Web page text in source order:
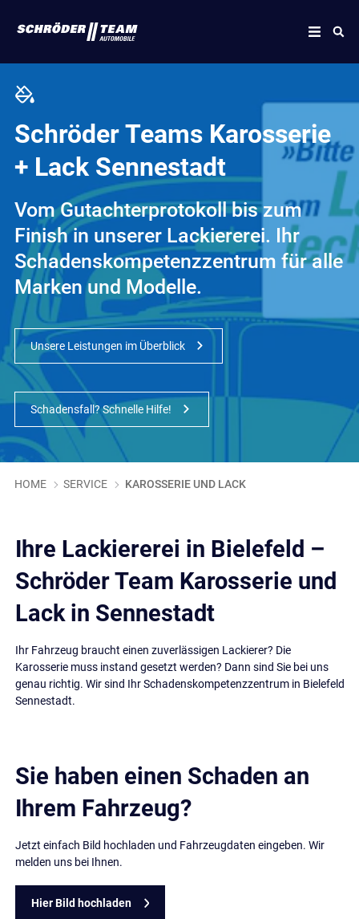
Schröder Teams Karosserie
+ Lack Sennestadt
Vom Gutachterprotokoll bis zum
Finish in unserer Lackiererei. Ihr
Schadenskompetenzzentrum für alle
Marken und Modelle.
Unsere Leistungen im Überblick
Schadensfall? Schnelle Hilfe!
HOME SERVICE KAROSSERIE UND LACK
Ihre Lackiererei in Bielefeld –
Schröder Team Karosserie und
Lack in Sennestadt
Ihr Fahrzeug braucht einen zuverlässigen Lackierer? Die
Karosserie muss instand gesetzt werden? Dann sind Sie bei uns
genau richtig. Wir sind Ihr Schadenskompetenzzentrum in Bielefeld
Sennestadt.
Sie haben einen Schaden an
Ihrem Fahrzeug?
Jetzt einfach Bild hochladen und Fahrzeugdaten eingeben. Wir
melden uns bei Ihnen.
Hier Bild hochladen